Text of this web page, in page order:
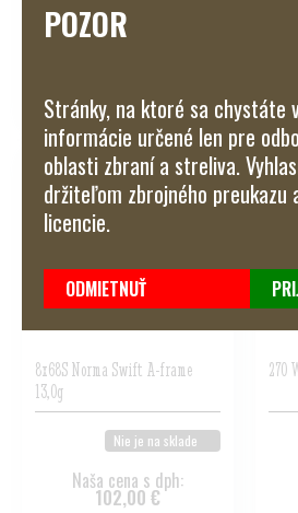
Naša cena s dph:
23,60 €
8x68S Norma Swift A-frame
13,0g
Nie je na sklade
Naša cena s dph:
102,00 €
270
POZOR
Stránky, na ktoré sa chystáte
informácie určené len pre
oblasti zbraní a streliva.
držiteľom zbrojného preukazu
licencie.
ODMIETNUŤ